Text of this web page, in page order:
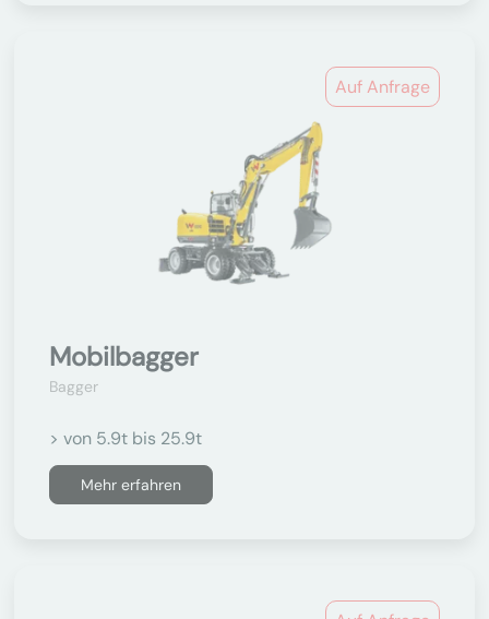
Auf Anfrage
Mobilbagger
Bagger
> von 5.9t bis 25.9t
Mehr erfahren